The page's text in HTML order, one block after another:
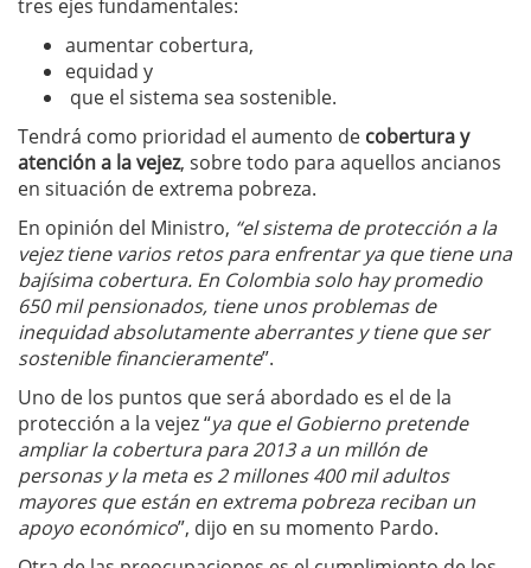
tres ejes fundamentales:
aumentar cobertura,
equidad y
que el sistema sea sostenible.
Tendrá como prioridad el aumento de cobertura y
atención a la vejez, sobre todo para aquellos ancianos
en situación de extrema pobreza.
En opinión del Ministro, “el sistema de protección a la
vejez tiene varios retos para enfrentar ya que tiene una
bajísima cobertura. En Colombia solo hay promedio
650 mil pensionados, tiene unos problemas de
inequidad absolutamente aberrantes y tiene que ser
sostenible financieramente”.
Uno de los puntos que será abordado es el de la
protección a la vejez “ya que el Gobierno pretende
ampliar la cobertura para 2013 a un millón de
personas y la meta es 2 millones 400 mil adultos
mayores que están en extrema pobreza reciban un
apoyo económico”, dijo en su momento Pardo.